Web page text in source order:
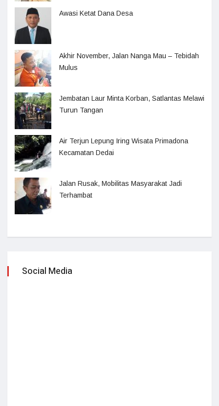
Awasi Ketat Dana Desa
Akhir November, Jalan Nanga Mau – Tebidah
Mulus
Jembatan Laur Minta Korban, Satlantas Melawi
Turun Tangan
Air Terjun Lepung Iring Wisata Primadona
Kecamatan Dedai
Jalan Rusak, Mobilitas Masyarakat Jadi
Terhambat
Social Media